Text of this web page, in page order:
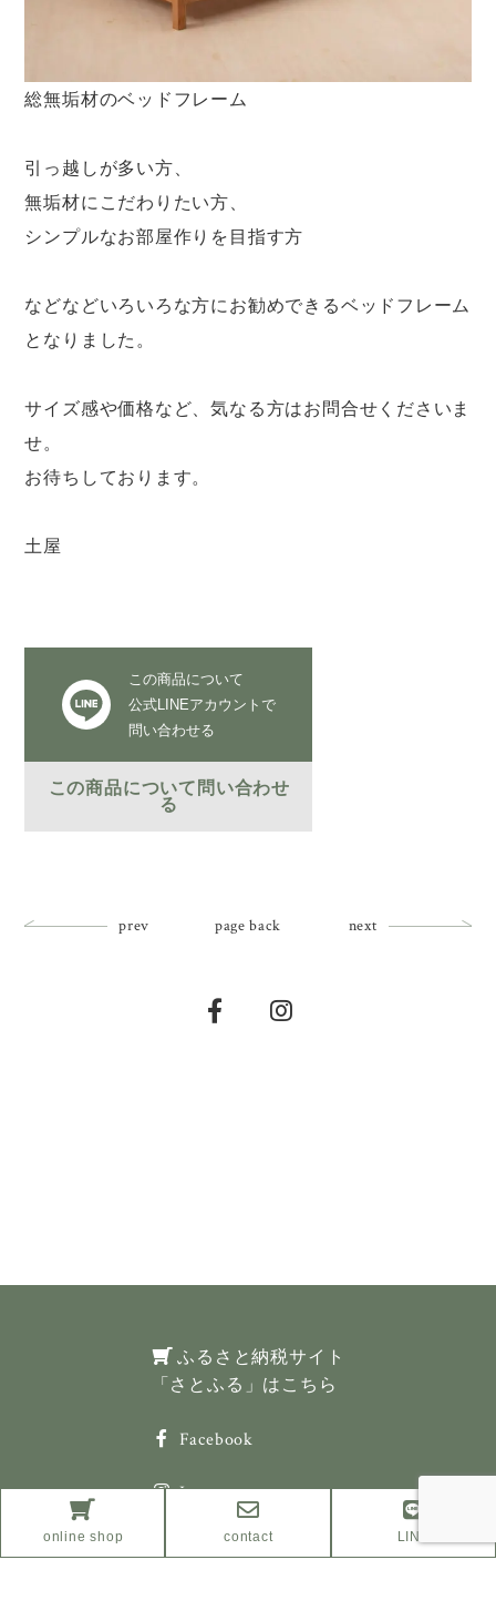
総無垢材のベッドフレーム
引っ越しが多い方、
無垢材にこだわりたい方、
シンプルなお部屋作りを目指す方
などなどいろいろな方にお勧めできるベッドフレーム
となりました。
サイズ感や価格など、気なる方はお問合せくださいま
せ。
お待ちしております。
土屋
この商品について
公式LINEアカウントで
問い合わせる
この商品について問い合わせ
る
prev next
page back
online shop contact LINE
ふるさと納税サイト
「さとふる」はこちら
Facebook
Instagram
プライバシーポリシー